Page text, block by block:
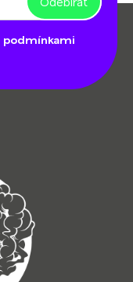
podmínkami